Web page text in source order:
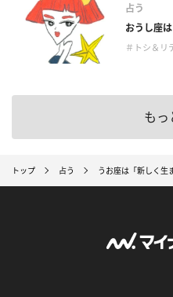
占う
おうし座
＃トシ＆リ
もっ
トップ 占う うお座は「新しく生